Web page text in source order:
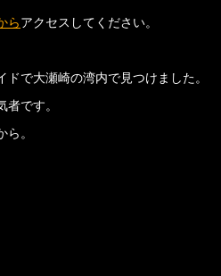
らアクセスしてください。
ドで大瀬崎の湾内で見つけました。
です。
ら。